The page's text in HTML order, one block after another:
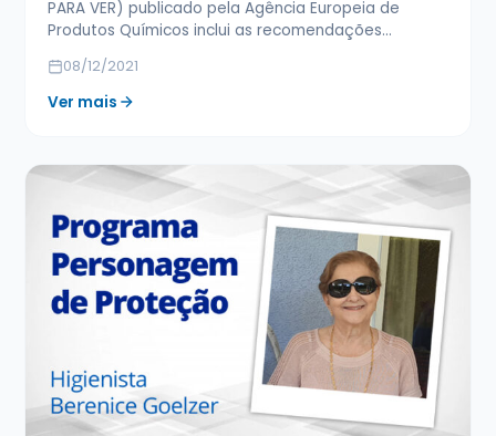
PARA VER) publicado pela Agência Europeia de
Produtos Químicos inclui as recomendações…
08/12/2021
Ver mais